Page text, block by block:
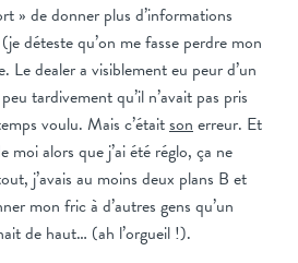
» de donner plus d’informations
déteste qu’on me fasse perdre mon
Le dealer a visiblement eu peur d’un
tardivement qu’il n’avait pas pris
voulu. Mais c’étaitson erreur. Et
moi alors que j’ai été réglo, ça ne
j’avais au moins deux plans B et
mon fric à d’autres gens qu’un
de haut… (ah l’orgueil !).